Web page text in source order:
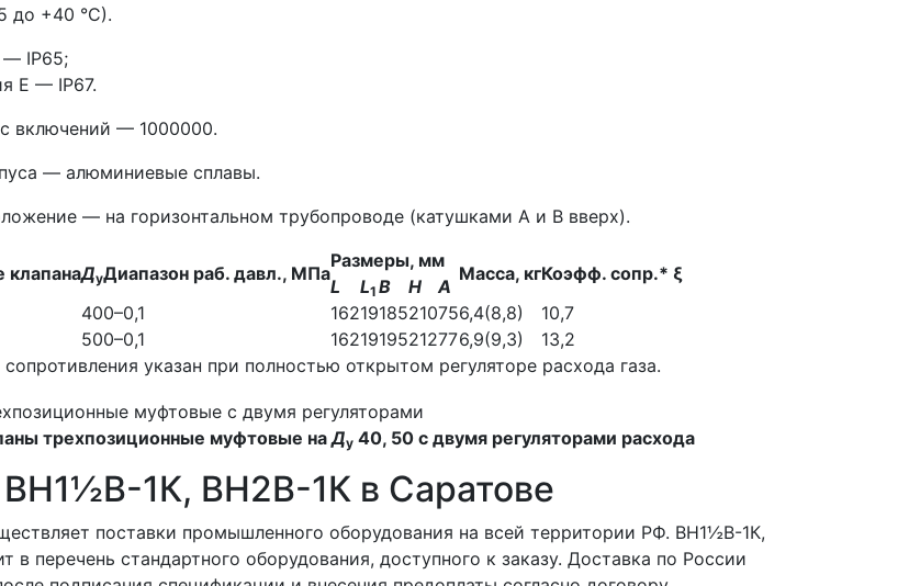
до +40 °С).
— IP65;
Е — IP67.
включений — 1000000.
— алюминиевые сплавы.
— на горизонтальном трубопроводе (катушками А и В вверх).
клапанаДуДиапазон раб. давл., МПа
Размеры, мм
Масса, кгКоэфф. сопр.* ξ
L L1 В Н
А
400–0,1 16219185210756,4(8,8)
10,7
500–0,1 16219195212776,9(9,3)
13,2
указан при полностью открытом регуляторе расхода газа.
трехпозиционные муфтовые наДу 40, 50 с двумя регуляторами расхода
ВН1½В-1К, ВН2В-1К в Саратове
поставки промышленного оборудования на всей территории РФ. ВН1½В-1К,
в перечень стандартного оборудования, доступного к заказу. Доставка по России